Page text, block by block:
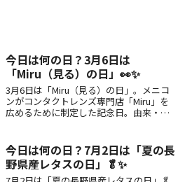
今日は何の日？3月6日は
「Miru（見る）の日」👀✨
3月6日は「Miru（見る）の日」。メニコ
ンがコンタクトレンズ専門店「Miru」を
広めるために制定した記念日。由来・魅
今日は何の日？7月2日は「夏の長
野県産レタスの日」🥬✨